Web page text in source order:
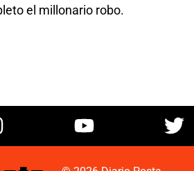
el millonario robo.